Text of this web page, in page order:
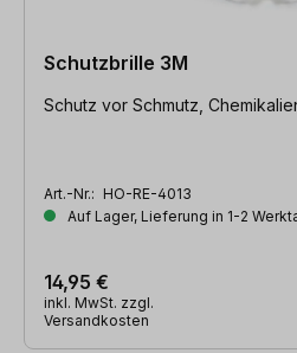
Schutzbrille 3M
Schutz vor Schmutz,
Art.-Nr.: HO-RE-4013
Auf Lager, Lieferung in 1-2
14,95 €
inkl. MwSt. zzgl.
Versandkosten